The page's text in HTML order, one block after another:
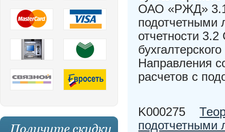
ОАО «РЖД» 3.1
подотчетными
отчетности
Направления
расчетов с
K000275
подотчетными